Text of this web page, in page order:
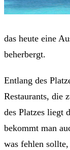
das heute eine
beherbergt.
Entlang des
Restaurants, die
des Platzes liegt
bekommt man
was fehlen